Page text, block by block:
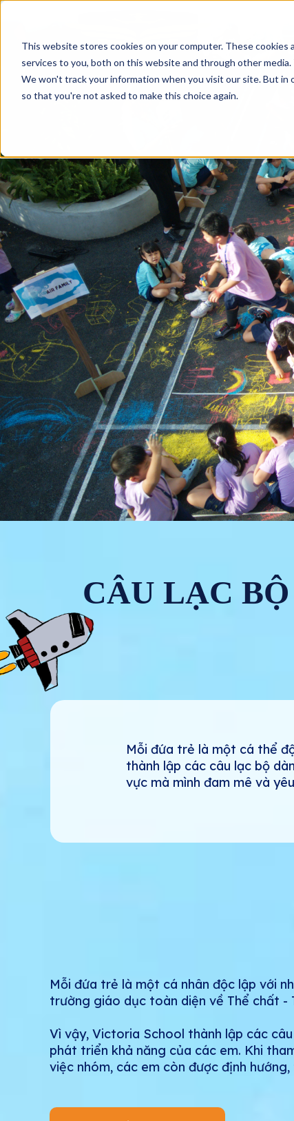
This website stores cookies on your computer. These
services to you, both on this website and through other
We won't track your information when you visit our site. But
so that you're not asked to make this choice again.
CÂU LẠC
Mỗi đứa trẻ là một cá thể
thành lập các câu lạc bộ
vực mà mình đam mê và
Mỗi đứa trẻ là một cá nhân độc lập với
trường giáo dục toàn diện về Thể chất -
Vì vậy, Victoria School thành lập các
phát triển khả năng của các em. Khi
việc nhóm, các em còn được định